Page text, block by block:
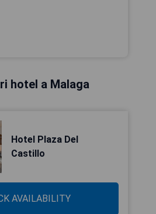
hotel a Malaga
Hotel Plaza Del
Castillo
AVAILABILITY